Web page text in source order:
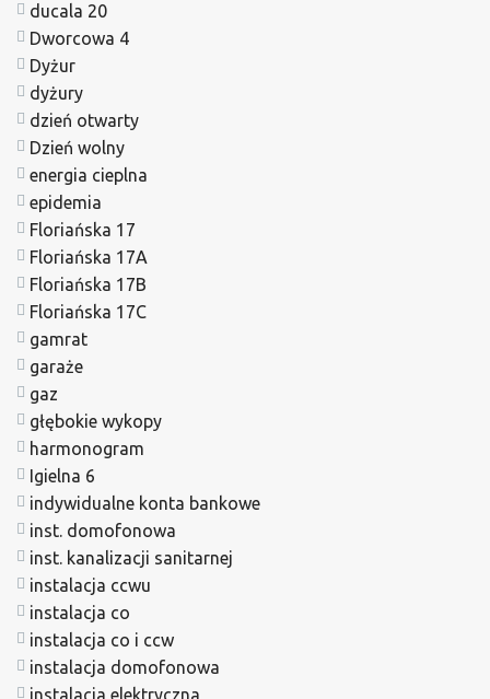
ducala 20
Dworcowa 4
Dyżur
dyżury
dzień otwarty
Dzień wolny
energia cieplna
epidemia
Floriańska 17
Floriańska 17A
Floriańska 17B
Floriańska 17C
gamrat
garaże
gaz
głębokie wykopy
harmonogram
Igielna 6
indywidualne konta bankowe
inst. domofonowa
inst. kanalizacji sanitarnej
instalacja ccwu
instalacja co
instalacja co i ccw
instalacja domofonowa